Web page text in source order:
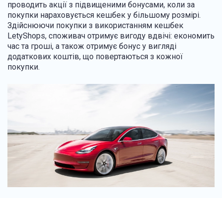
проводить акції з підвищеними бонусами, коли за
покупки нараховується кешбек у більшому розмірі.
Здійснюючи покупки з використанням кешбек
LetyShops, споживач отримує вигоду вдвічі: економить
час та гроші, а також отримує бонус у вигляді
додаткових коштів, що повертаються з кожної
покупки.